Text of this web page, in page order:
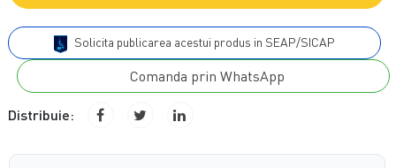
Solicita publicarea acestui produs in SEAP/SICAP
Comanda prin WhatsApp
Distribuie: